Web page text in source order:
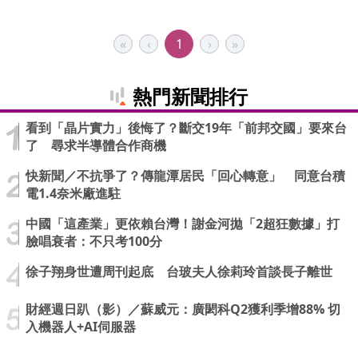
« ‹ 1 › »
熱門新聞排行
看到「晶片實力」後悔了？斷交19年「前邦交國」要來台
了 尋求半導體合作商機
快新聞／不抗爭了？傳龍潭居民「回心轉意」 同意台積
電1.4奈米廠進駐
中國「這產業」更依賴台灣！謝金河拋「2超狂數據」打
臉唱衰者：不只考100分
徐子翔身世遭周刊起底 台玻夫人徐莉玲首談長子離世
財經週日趴（影）／蘇威元：廣閎科Q2獲利季增88% 切
入機器人+AI伺服器